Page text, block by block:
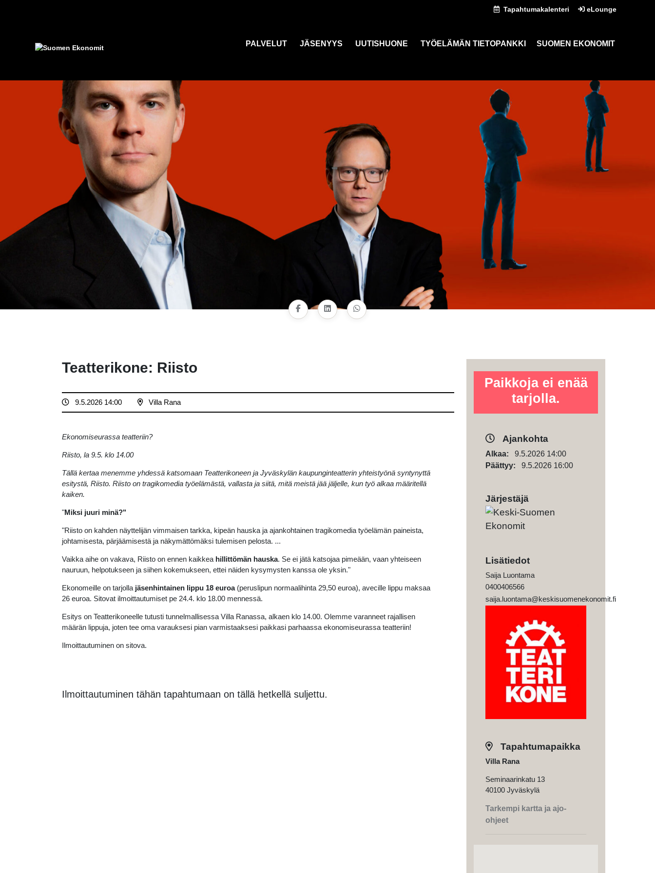
Tapahtumakalenteri eLounge
PALVELUT JÄSENYYS UUTISHUONE TYÖELÄMÄN TIETOPANKKI SUOMEN EKONOMIT
Teatterikone: Riisto
9.5.2026 14:00 Villa Rana
Ekonomiseurassa teatteriin?
Riisto, la 9.5. klo 14.00
Tällä kertaa menemme yhdessä katsomaan Teatterikoneen ja Jyväskylän kaupunginteatterin yhteistyönä syntynyttä
esitystä, Riisto. Riisto on tragikomedia työelämästä, vallasta ja siitä, mitä meistä jää jäljelle, kun työ alkaa määritellä
kaiken.
"Miksi juuri minä?"
"Riisto on kahden näyttelijän vimmaisen tarkka, kipeän hauska ja ajankohtainen tragikomedia työelämän paineista,
johtamisesta, pärjäämisestä ja näkymättömäksi tulemisen pelosta. ...
Vaikka aihe on vakava, Riisto on ennen kaikkea hillittömän hauska. Se ei jätä katsojaa pimeään, vaan yhteiseen
nauruun, helpotukseen ja siihen kokemukseen, ettei näiden kysymysten kanssa ole yksin."
Ekonomeille on tarjolla jäsenhintainen lippu 18 euroa (peruslipun normaalihinta 29,50 euroa), avecille lippu maksaa
26 euroa. Sitovat ilmoittautumiset pe 24.4. klo 18.00 mennessä.
Esitys on Teatterikoneelle tutusti tunnelmallisessa Villa Ranassa, alkaen klo 14.00. Olemme varanneet rajallisen
määrän lippuja, joten tee oma varauksesi pian varmistaaksesi paikkasi parhaassa ekonomiseurassa teatteriin!
Ilmoittautuminen on sitova.
Ilmoittautuminen tähän tapahtumaan on tällä hetkellä suljettu.
Paikkoja ei enää
tarjolla.
Ajankohta
Alkaa: 9.5.2026 14:00
Päättyy: 9.5.2026 16:00
Järjestäjä
Lisätiedot
Saija Luontama
0400406566
saija.luontama@keskisuomenekonomit.fi
Tapahtumapaikka
Villa Rana
Seminaarinkatu 13
40100 Jyväskylä
Tarkempi kartta ja ajo-
ohjeet